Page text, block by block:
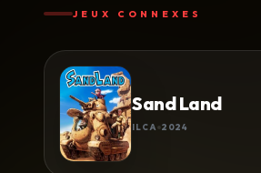
JEUX CONNEXES
Sand Land
ILCA 2024